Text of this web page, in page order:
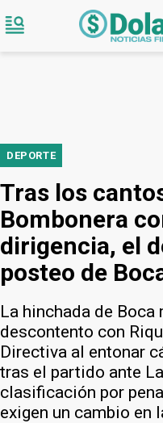
DEPORTE
Tras los
Bombonera
dirigencia, el
posteo de
La hinchada de Boca
descontento con
Directiva al entonar
tras el partido ante
clasificación por
exigen un cambio en